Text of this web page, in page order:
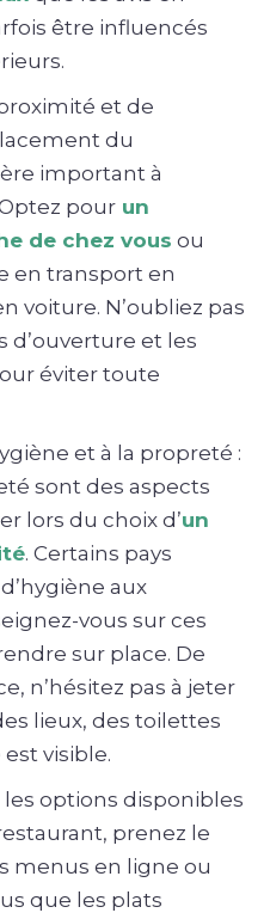
être influencés
et de
du
important à
pour un
de chez vous ou
en transport en
voiture. N’oubliez pas
d’ouverture et les
éviter toute
et à la propreté :
sont des aspects
lors du choix d’un
. Certains pays
aux
vous sur ces
sur place. De
n’hésitez pas à jeter
lieux, des toilettes
visible.
options disponibles
prenez le
menus en ligne ou
que les plats